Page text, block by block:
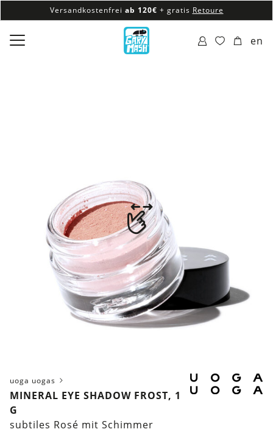
Versandkostenfrei ab 120€ + gratis Retoure
100% veganes & fair produziertes Sortiment
Versandkostenfrei ab 120€
en
uoga uogas
MINERAL EYE SHADOW FROST, 1
G
subtiles Rosé mit Schimmer